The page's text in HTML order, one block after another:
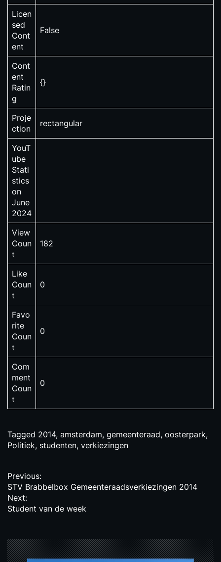
Licen
sed
Cont
ent
False
Cont
ent
Ratin
g
{}
Proje
ction
rectangular
YouT
ube
Stati
stics
on
June
2024
View
Coun
t
182
Like
Coun
t
0
Favo
rite
Coun
t
0
Com
ment
Coun
t
0
Tagged 2014, amsterdam, gemeenteraad, oosterpark,
Politiek, studenten, verkiezingen
P
o
s
n
Previous:
STV Brabbelbox Gemeenteraadsverkiezingen 2014
Next:
Student van de week